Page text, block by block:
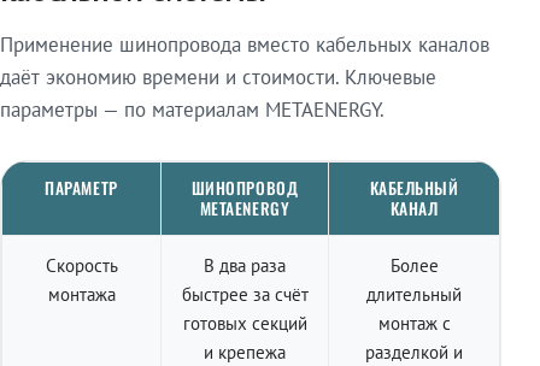
Применение шинопровода вместо кабельных каналов
даёт экономию времени и стоимости. Ключевые
параметры — по материалам METAENERGY.
ПАРАМЕТР
ШИНОПРОВОД
METAENERGY
КАБЕЛЬНЫЙ
КАНАЛ
Скорость
монтажа
В два раза
быстрее за счёт
готовых секций
и крепежа
Более
длительный
монтаж с
разделкой и